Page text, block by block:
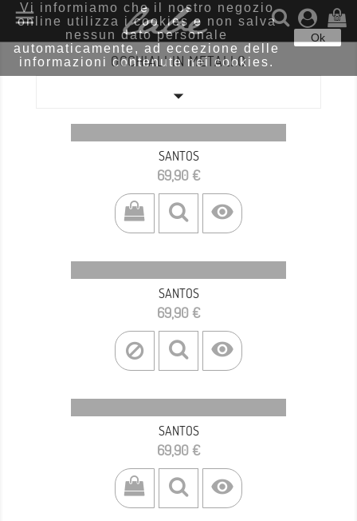
 (0)
OCCHIALI IN METALLO

SANTOS
Prezzo
69,90 €

SANTOS
Prezzo
69,90 €

SANTOS
Prezzo
69,90 €

Vi informiamo che il nostro negozio
online utilizza i cookies e non salva
nessun dato personale
automaticamente, ad eccezione delle
informazioni contenute nei cookies.
Ok